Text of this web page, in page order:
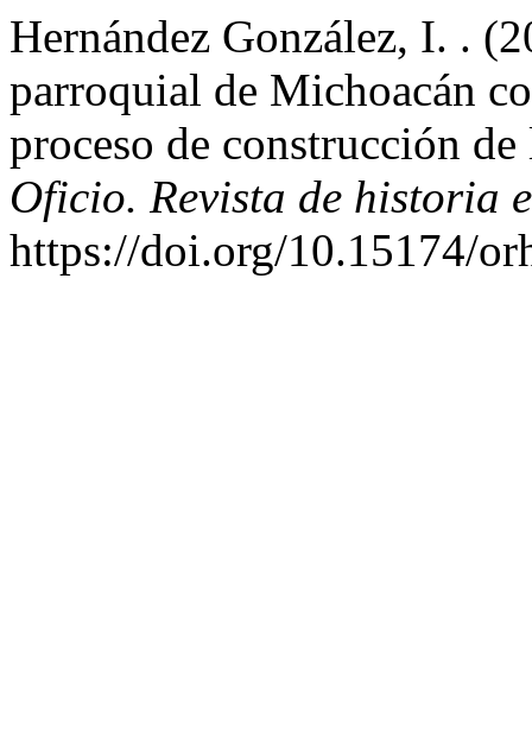
Hernández González, I. .
parroquial de Michoacán
proceso de construcción
Oficio. Revista de historia
https://doi.org/10.15174/